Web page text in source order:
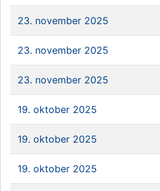
23. november 2025
23. november 2025
23. november 2025
19. oktober 2025
19. oktober 2025
19. oktober 2025